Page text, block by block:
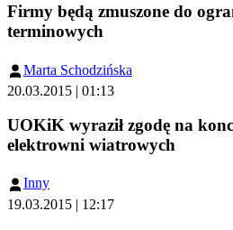
Firmy będą zmuszone do
terminowych
Marta Schodzińska
20.03.2015 | 01:13
UOKiK wyraził zgodę na
elektrowni wiatrowych
Inny
19.03.2015 | 12:17